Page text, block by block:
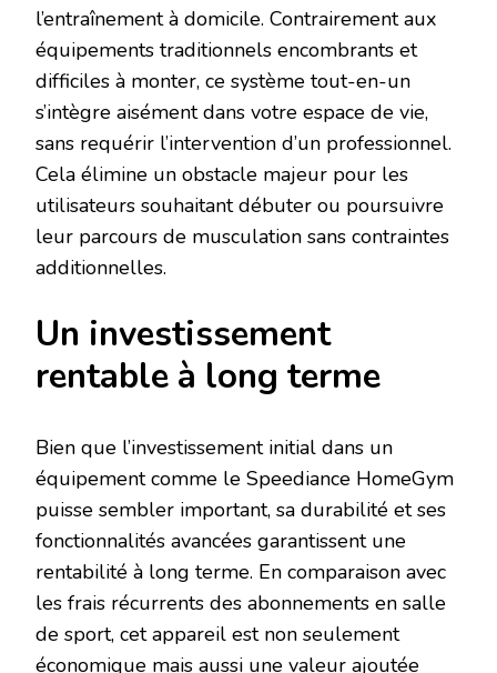
l’entraînement à domicile. Contrairement aux
équipements traditionnels encombrants et
difficiles à monter, ce système tout-en-un
s’intègre aisément dans votre espace de vie,
sans requérir l’intervention d’un professionnel.
Cela élimine un obstacle majeur pour les
utilisateurs souhaitant débuter ou poursuivre
leur parcours de musculation sans contraintes
additionnelles.
Un investissement
rentable à long terme
Bien que l’investissement initial dans un
équipement comme le Speediance HomeGym
puisse sembler important, sa durabilité et ses
fonctionnalités avancées garantissent une
rentabilité à long terme. En comparaison avec
les frais récurrents des abonnements en salle
de sport, cet appareil est non seulement
économique mais aussi une valeur ajoutée